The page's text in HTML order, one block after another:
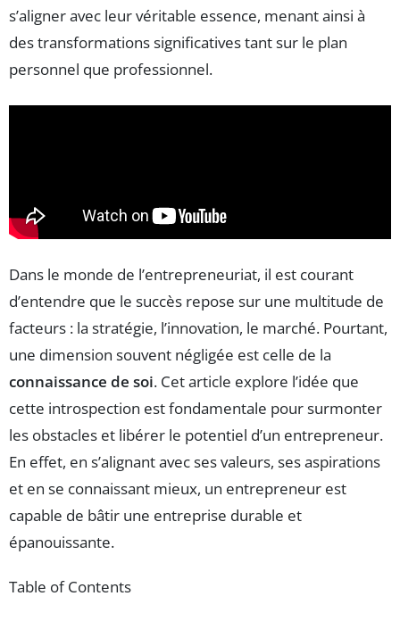
s’aligner avec leur véritable essence, menant ainsi à
des transformations significatives tant sur le plan
personnel que professionnel.
Dans le monde de l’entrepreneuriat, il est courant
d’entendre que le succès repose sur une multitude de
facteurs : la stratégie, l’innovation, le marché. Pourtant,
une dimension souvent négligée est celle de la
connaissance de soi. Cet article explore l’idée que
cette introspection est fondamentale pour surmonter
les obstacles et libérer le potentiel d’un entrepreneur.
En effet, en s’alignant avec ses valeurs, ses aspirations
et en se connaissant mieux, un entrepreneur est
capable de bâtir une entreprise durable et
épanouissante.
Table of Contents